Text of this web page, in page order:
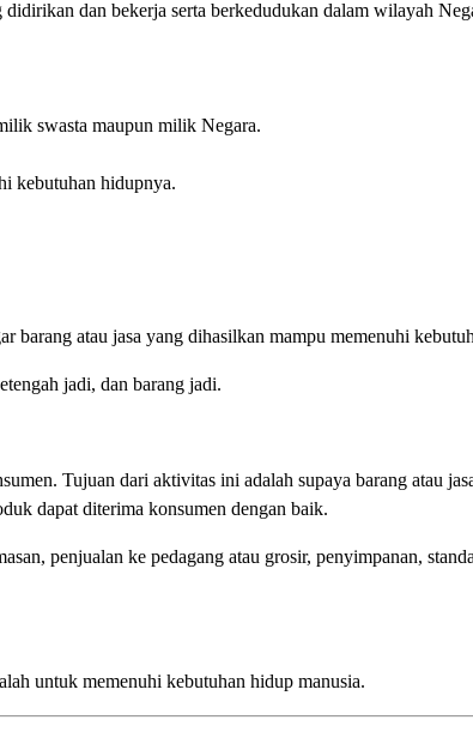
didirikan dan bekerja serta berkedudukan dalam wilayah
swasta maupun milik Negara.
kebutuhan hidupnya.
barang atau jasa yang dihasilkan mampu memenuhi
jadi, dan barang jadi.
Tujuan dari aktivitas ini adalah supaya barang atau
dapat diterima konsumen dengan baik.
penjualan ke pedagang atau grosir, penyimpanan,
untuk memenuhi kebutuhan hidup manusia.